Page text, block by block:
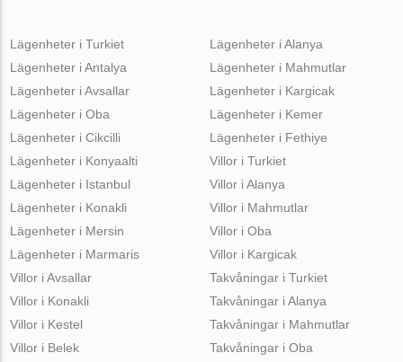
Lägenheter i Turkiet
Lägenheter i Antalya
Lägenheter i Avsallar
Lägenheter i Oba
Lägenheter i Cikcilli
Lägenheter i Alanya
Lägenheter i Mahmutlar
Lägenheter i Kargicak
Lägenheter i Kemer
Lägenheter i Fethiye
Lägenheter i Konyaalti
Lägenheter i Istanbul
Lägenheter i Konakli
Lägenheter i Mersin
Lägenheter i Marmaris
Villor i Turkiet
Villor i Alanya
Villor i Mahmutlar
Villor i Oba
Villor i Kargicak
Villor i Avsallar
Villor i Konakli
Villor i Kestel
Villor i Belek
Takvåningar i Turkiet
Takvåningar i Alanya
Takvåningar i Mahmutlar
Takvåningar i Oba